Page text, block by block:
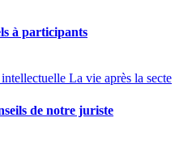
à participants
La vie après la secte
de notre juriste